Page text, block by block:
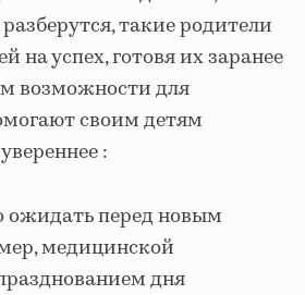
такие родители
на успех, готовя их заранее
возможности для
своим детям
:
ожидать перед новым
медицинской
дня